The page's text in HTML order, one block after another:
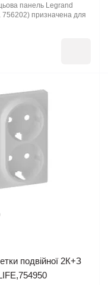
панель Legrand
756202) призначена для
подвійної 2К+З